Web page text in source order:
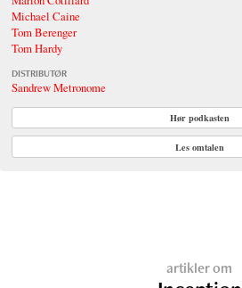
Michael Caine
Tom Berenger
Tom Hardy
DISTRIBUTØR
Sandrew Metronome
Hør podkasten
Les omtalen
artikler om